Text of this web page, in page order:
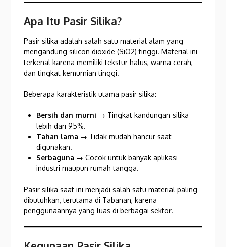
Apa Itu Pasir Silika?
Pasir silika adalah salah satu material alam yang
mengandung silicon dioxide (SiO2) tinggi. Material ini
terkenal karena memiliki tekstur halus, warna cerah,
dan tingkat kemurnian tinggi.
Beberapa karakteristik utama pasir silika:
Bersih dan murni → Tingkat kandungan silika
lebih dari 95%.
Tahan lama → Tidak mudah hancur saat
digunakan.
Serbaguna → Cocok untuk banyak aplikasi
industri maupun rumah tangga.
Pasir silika saat ini menjadi salah satu material paling
dibutuhkan, terutama di Tabanan, karena
penggunaannya yang luas di berbagai sektor.